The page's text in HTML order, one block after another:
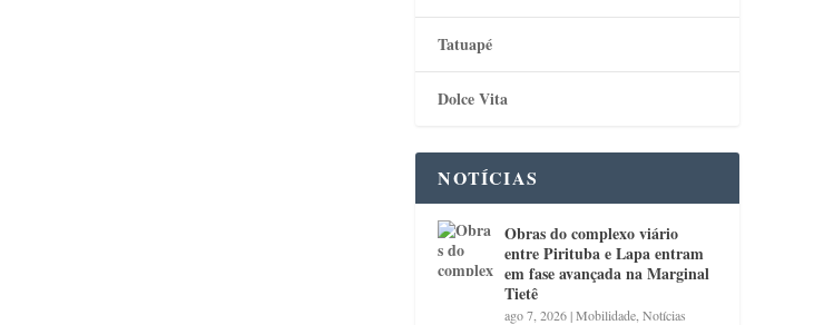
Tatuapé
Dolce Vita
NOTÍCIAS
Obras do complexo viário
entre Pirituba e Lapa entram
em fase avançada na Marginal
Tietê
ago 7, 2026|Mobilidade ,Notícias